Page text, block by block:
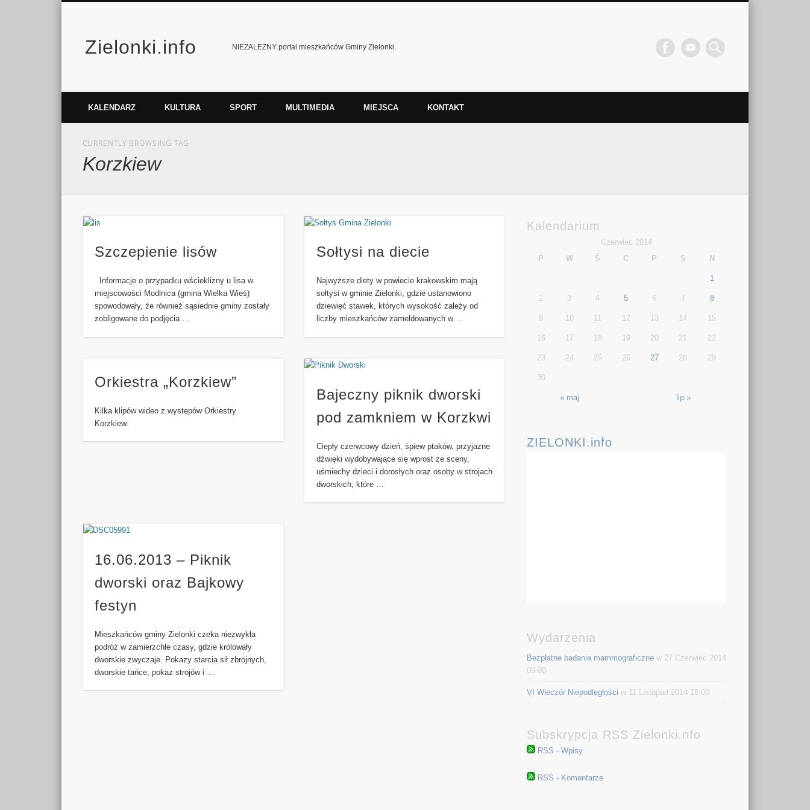
Zielonki.info NIEZALEŻNY portal mieszkańców Gminy Zielonki.
FacebookVimeo
KALENDARZ KULTURA SPORT MULTIMEDIA MIEJSCA KONTAKT
CURRENTLY BROWSING TAG
Korzkiew
Szczepienie lisów
Informacje o przypadku wścieklizny u lisa w
miejscowości Modlnica (gmina Wielka Wieś)
spowodowały, że również sąsiednie gminy zostały
zobligowane do podjęcia …
Sołtysi na diecie
Najwyższe diety w powiecie krakowskim mają
sołtysi w gminie Zielonki, gdzie ustanowiono
dziewięć stawek, których wysokość zależy od
liczby mieszkańców zameldowanych w …
Orkiestra „Korzkiew”
Kilka klipów wideo z występów Orkiestry
Korzkiew.
Bajeczny piknik dworski
pod zamkniem w Korzkwi
Ciepły czerwcowy dzień, śpiew ptaków, przyjazne
dźwięki wydobywające się wprost ze sceny,
uśmiechy dzieci i dorosłych oraz osoby w strojach
dworskich, które …
16.06.2013 – Piknik
dworski oraz Bajkowy
festyn
Mieszkańców gminy Zielonki czeka niezwykła
podróż w zamierzchłe czasy, gdzie królowały
dworskie zwyczaje. Pokazy starcia sił zbrojnych,
dworskie tańce, pokaz strojów i …
Kalendarium
Czerwiec 2014
P
W Ś C P S N
« maj lip »
1
2 3 4 5 6 7 8
9 10 11 12 13 14 15
16 17 18 19 20 21 22
23 24 25 26 27 28 29
30
ZIELONKI.info
Wydarzenia
Bezpłatne badania mammograficzne w 27 Czerwiec 2014
09:00
VI Wieczór Niepodległości w 11 Listopad 2014 18:00
Subskrypcja RSS Zielonki.nfo
RSS - Wpisy
RSS - Komentarze